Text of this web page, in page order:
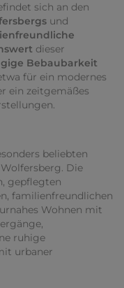
sich an den
und
dieser
Bebaubarkeit
für ein modernes
ein zeitgemäßes
beliebten
Die
gepflegten
familienfreundlichen
Wohnen mit
ruhige
urbaner